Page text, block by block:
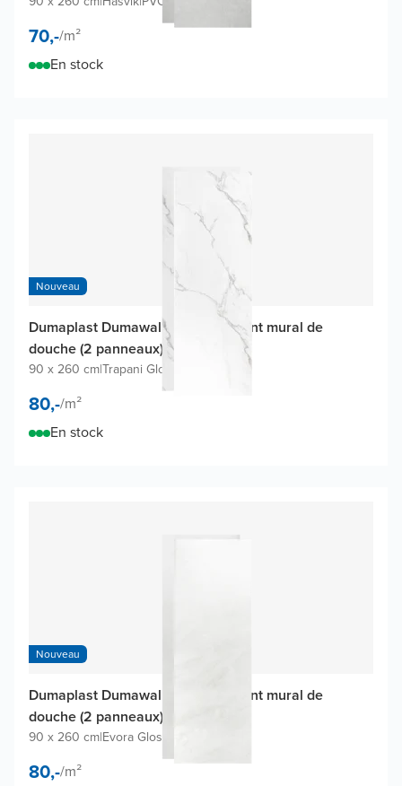
70,-/m²
En stock
Nouveau
Dumaplast Dumawall XL revêtement mural de
douche (2 panneaux)
90 x 260 cm|Trapani Gloss
80,-/m²
En stock
Nouveau
Dumaplast Dumawall XL revêtement mural de
douche (2 panneaux)
90 x 260 cm|Evora Gloss
80,-/m²